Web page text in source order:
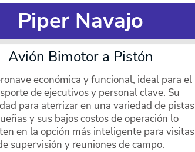
Piper Navajo
Avión Bimotor a Pistón
económica y funcional, ideal para el
de ejecutivos y personal clave. Su
para aterrizar en una variedad de pistas
y sus bajos costos de operación lo
en la opción más inteligente para visitas
supervisión y reuniones de campo.